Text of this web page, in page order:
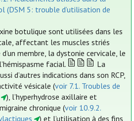
(DSM 5: trouble d’utilisation de
botulique sont utilisées dans les
affectant les muscles striés
membre, la dystonie cervicale, le
facial.
La
d’autres indications dans son RCP,
vésicale (voir 7.1. Troubles de
), l’hyperhydrose axillaire et
chronique (voir 10.9.2.
) et l’utilisation à des fins